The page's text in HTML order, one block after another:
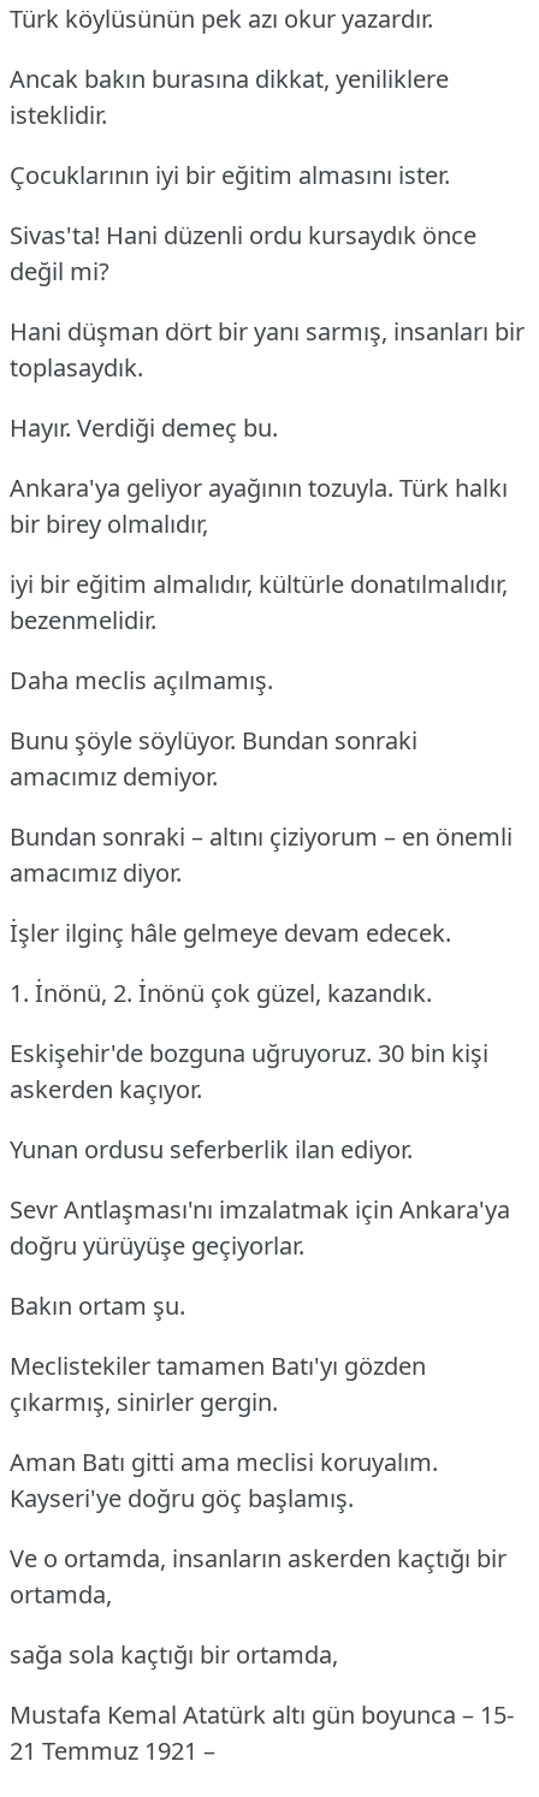
Türk köylüsünün pek azı okur yazardır.
Ancak bakın burasına dikkat, yeniliklere
isteklidir.
Çocuklarının iyi bir eğitim almasını ister.
Sivas'ta! Hani düzenli ordu kursaydık önce
değil mi?
Hani düşman dört bir yanı sarmış, insanları bir
toplasaydık.
Hayır. Verdiği demeç bu.
Ankara'ya geliyor ayağının tozuyla. Türk halkı
bir birey olmalıdır,
iyi bir eğitim almalıdır, kültürle donatılmalıdır,
bezenmelidir.
Daha meclis açılmamış.
Bunu şöyle söylüyor. Bundan sonraki
amacımız demiyor.
Bundan sonraki – altını çiziyorum – en önemli
amacımız diyor.
İşler ilginç hâle gelmeye devam edecek.
1. İnönü, 2. İnönü çok güzel, kazandık.
Eskişehir'de bozguna uğruyoruz. 30 bin kişi
askerden kaçıyor.
Yunan ordusu seferberlik ilan ediyor.
Sevr Antlaşması'nı imzalatmak için Ankara'ya
doğru yürüyüşe geçiyorlar.
Bakın ortam şu.
Meclistekiler tamamen Batı'yı gözden
çıkarmış, sinirler gergin.
Aman Batı gitti ama meclisi koruyalım.
Kayseri'ye doğru göç başlamış.
Ve o ortamda, insanların askerden kaçtığı bir
ortamda,
sağa sola kaçtığı bir ortamda,
Mustafa Kemal Atatürk altı gün boyunca – 15-
21 Temmuz 1921 –